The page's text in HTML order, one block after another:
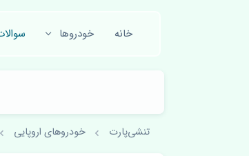
خانه خودروها
تنشی‌پارت خودروهای اروپایی